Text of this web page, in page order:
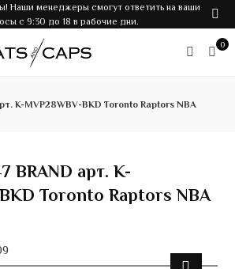
Наши менеджеры смогут ответить на ваши
с 9:30 до 18 в рабочие дни.
0
K-MVP28WBV-BKD Toronto Raptors NBA
BRAND арт. K-
Toronto Raptors NBA